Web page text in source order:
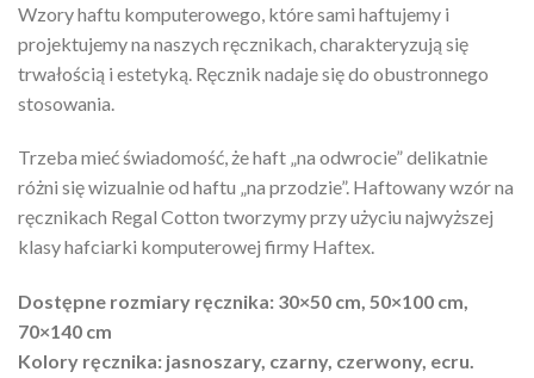
Wzory haftu komputerowego, które sami haftujemy i
projektujemy na naszych ręcznikach, charakteryzują się
trwałością i estetyką. Ręcznik nadaje się do obustronnego
stosowania.
Trzeba mieć świadomość, że haft „na odwrocie” delikatnie
różni się wizualnie od haftu „na przodzie”. Haftowany wzór na
ręcznikach Regal Cotton tworzymy przy użyciu najwyższej
klasy hafciarki komputerowej firmy Haftex.
Dostępne rozmiary ręcznika: 30×50 cm, 50×100 cm,
70×140 cm
Kolory ręcznika: jasnoszary, czarny, czerwony, ecru.